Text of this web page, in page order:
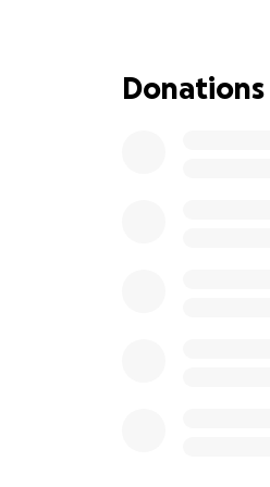
C’est pour cela
rassembler au
Donations